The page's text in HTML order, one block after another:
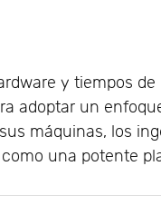
y tiempos
adoptar un
máquinas, los
una potente